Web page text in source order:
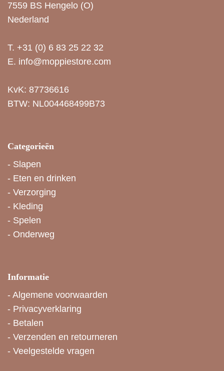
7559 BS Hengelo (O)
Nederland
T. +31 (0) 6 83 25 22 32
E. info@moppiestore.com
KvK: 87736616
BTW: NL004468499B73
Categorieën
- Slapen
- Eten en drinken
- Verzorging
- Kleding
- Spelen
- Onderweg
Informatie
- Algemene voorwaarden
- Privacyverklaring
- Betalen
- Verzenden en retourneren
- Veelgestelde vragen